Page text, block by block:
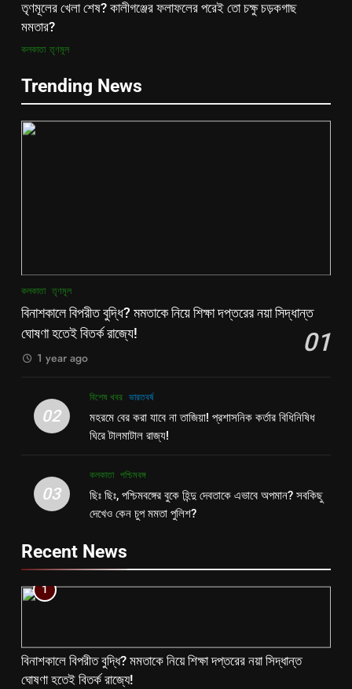
তৃণমূলের খেলা শেষ? কালীগঞ্জের ফলাফলের পরেই তো চক্ষু চড়কগাছ
মমতার?
কলকাতা তৃণমূল
Trending News
কলকাতা তৃণমূল
বিনাশকালে বিপরীত বুদ্ধি? মমতাকে নিয়ে শিক্ষা দপ্তরের নয়া সিদ্ধান্ত
ঘোষণা হতেই বিতর্ক রাজ্যে!
01
1 year ago
02
বিশেষ খবর ভারতবর্ষ
মহরমে বের করা যাবে না তাজিয়া! প্রশাসনিক কর্তার বিধিনিষিধ
ঘিরে টালমাটাল রাজ্য!
03
কলকাতা পশ্চিমবঙ্গ
ছিঃ ছিঃ, পশ্চিমবঙ্গের বুকে হিন্দু দেবতাকে এভাবে অপমান? সবকিছু
দেখেও কেন চুপ মমতা পুলিশ?
Recent News
1
বিনাশকালে বিপরীত বুদ্ধি? মমতাকে নিয়ে শিক্ষা দপ্তরের নয়া সিদ্ধান্ত
ঘোষণা হতেই বিতর্ক রাজ্যে!